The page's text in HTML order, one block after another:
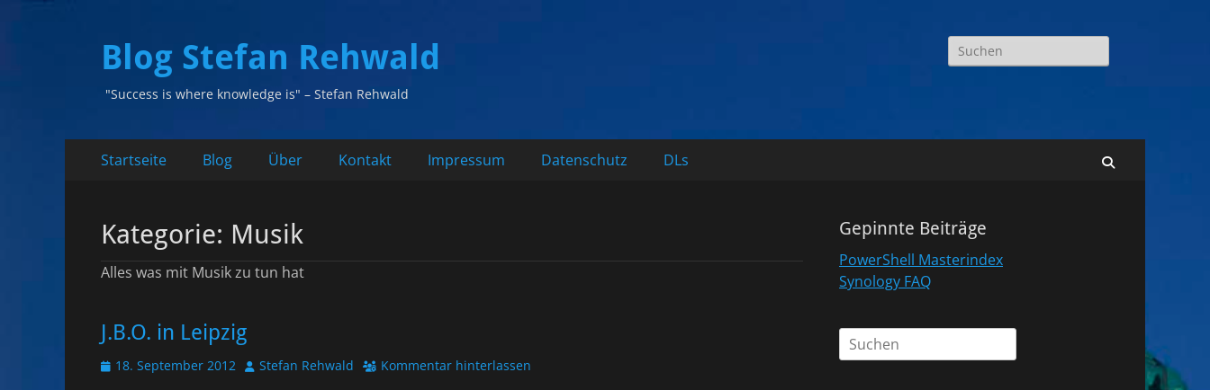
Blog Stefan Rehwald
"Success is where knowledge is" – Stefan Rehwald
Suchen
nach:
Primäres
Inhalt
Startseite Blog Über Kontakt Impressum Datenschutz DLs
Kategorie: Musik
Alles was mit Musik zu tun hat
J.B.O. in Leipzig
Veröffentlicht
18. September 2012 AutorStefan Rehwald Kommentar hinterlassen
Gepinnte Beiträge
PowerShell Masterindex
Synology FAQ
Suchen
nach: